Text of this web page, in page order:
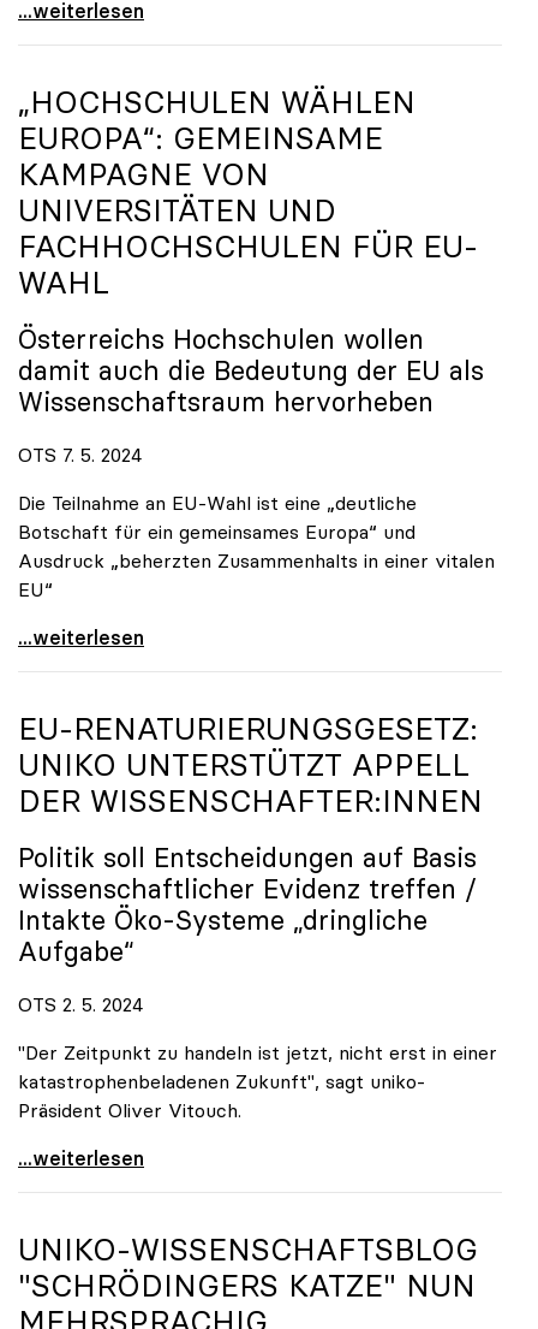
Europa hat gewählt: Was die Universitäten nun von
...weiterlesen
„HOCHSCHULEN WÄHLEN
EUROPA“: GEMEINSAME
KAMPAGNE VON
UNIVERSITÄTEN UND
FACHHOCHSCHULEN FÜR EU-
WAHL
Österreichs Hochschulen wollen
damit auch die Bedeutung der EU als
Wissenschaftsraum hervorheben
OTS 7. 5. 2024
Die Teilnahme an EU-Wahl ist eine „deutliche
Botschaft für ein gemeinsames Europa“ und
Ausdruck „beherzten Zusammenhalts in einer vitalen
EU“
„Hochschulen wählen Europa“: Gemeinsame Kampagne
...weiterlesen
EU-RENATURIERUNGSGESETZ:
UNIKO UNTERSTÜTZT APPELL
DER WISSENSCHAFTER:INNEN
Politik soll Entscheidungen auf Basis
wissenschaftlicher Evidenz treffen /
Intakte Öko-Systeme „dringliche
Aufgabe“
OTS 2. 5. 2024
"Der Zeitpunkt zu handeln ist jetzt, nicht erst in einer
katastrophenbeladenen Zukunft", sagt uniko-
Präsident Oliver Vitouch.
EU-Renaturierungsgesetz: uniko unterstützt Appell
...weiterlesen
UNIKO-WISSENSCHAFTSBLOG
"SCHRÖDINGERS KATZE" NUN